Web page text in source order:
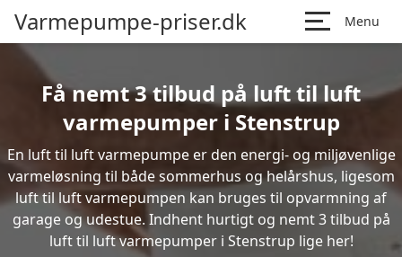
Varmepumpe-priser.dk Menu
Få nemt 3 tilbud på luft til luft
varmepumper i Stenstrup
En luft til luft varmepumpe er den energi- og miljøvenlige
varmeløsning til både sommerhus og helårshus, ligesom
luft til luft varmepumpen kan bruges til opvarmning af
garage og udestue. Indhent hurtigt og nemt 3 tilbud på
luft til luft varmepumper i Stenstrup lige her!